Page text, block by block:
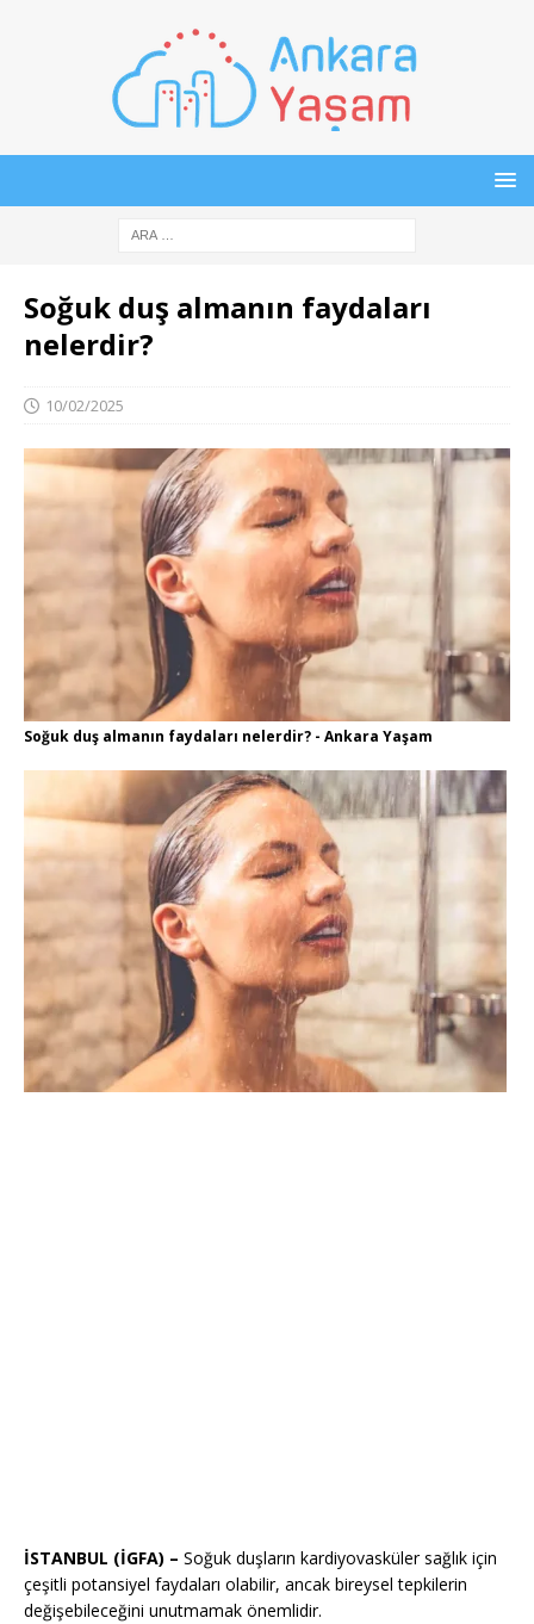
Soğuk duş almanın faydaları
nelerdir?
10/02/2025
Soğuk duş almanın faydaları nelerdir? - Ankara Yaşam
İSTANBUL (İGFA) – Soğuk duşların kardiyovasküler sağlık için
çeşitli potansiyel faydaları olabilir, ancak bireysel tepkilerin
değişebileceğini unutmamak önemlidir.